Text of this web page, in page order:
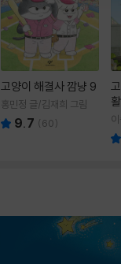
고양이 해결사 깜냥 9
홍민정 글/김재희 그림
9.7 (60)